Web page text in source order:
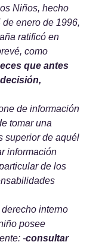
Niños, hecho
enero de 1996,
ratificó en
como
que antes
de información
tomar una
superior de aquél
información
de los
derecho interno
posee
-consultar